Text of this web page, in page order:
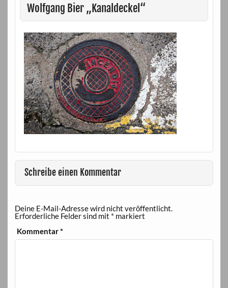
Wolfgang Bier „Kanaldeckel“
Schreibe einen Kommentar
Deine E-Mail-Adresse wird nicht veröffentlicht.
Erforderliche Felder sind mit * markiert
Kommentar*